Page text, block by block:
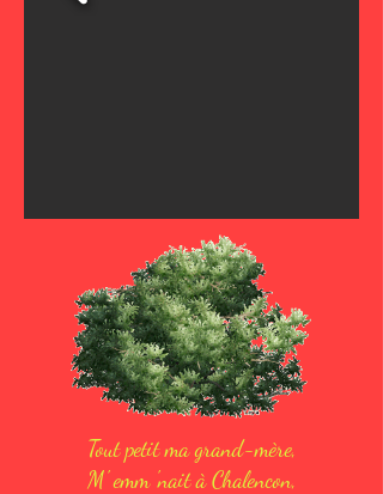
Tout petit ma grand-mère,
M' emm 'nait à Chalencon,